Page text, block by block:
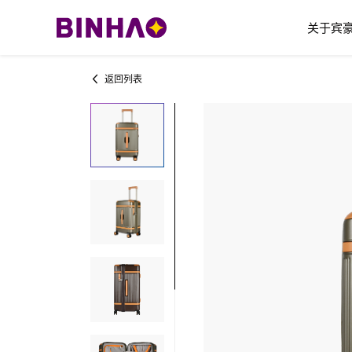
关于宾
返回列表